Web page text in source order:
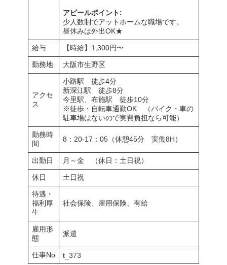
アピールポイント:
少人数制でアットホームな職場です。
昼休みは外出OK★
給与 【時給】1,300円〜
勤務地 大阪市生野区
アクセ
ス
小路駅 徒歩4分
新深江駅 徒歩8分
今里駅、布施駅 徒歩10分
※徒歩・自転車通勤OK （バイク・車の
駐車場はないので実費負担なら可能）
勤務時
間
8：20-17：05（休憩45分 実働8H）
出勤日 月～金 （休日：土日祝）
休日 土日祝
待遇・
福利厚
生
社会保険、雇用保険、有給
雇用形
態
派遣
仕事No t_373